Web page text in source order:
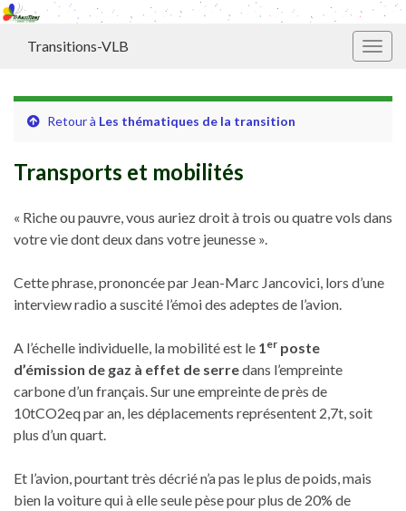
Transitions-VLB
Retour à Les thématiques de la transition
Transports et mobilités
« Riche ou pauvre, vous auriez droit à trois ou quatre vols dans
votre vie dont deux dans votre jeunesse ».
Cette phrase, prononcée par Jean-Marc Jancovici, lors d’une
interview radio a suscité l’émoi des adeptes de l’avion.
A l’échelle individuelle, la mobilité est le 1 er poste
d’émission de gaz à effet de serredans l’empreinte
carbone d’un français. Sur une empreinte de près de
10tCO2eq par an, les déplacements représentent 2,7t, soit
plus d’un quart.
Et l’avion, pourtant très décrié n’a pas le plus de poids, mais
bien la voiture qui à elle seule pèse pour plus de 20% de